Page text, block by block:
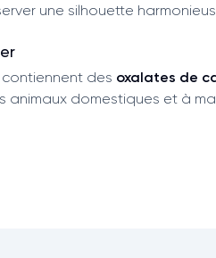
une silhouette
des oxalates de
animaux domestiques et à